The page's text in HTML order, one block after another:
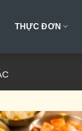
THỰC ĐƠN